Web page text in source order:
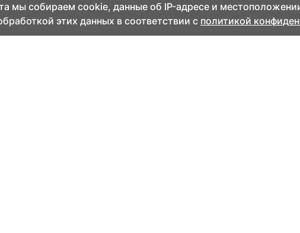
мы собираем cookie, данные об IP-адресе и
этих данных в соответствии с политикой